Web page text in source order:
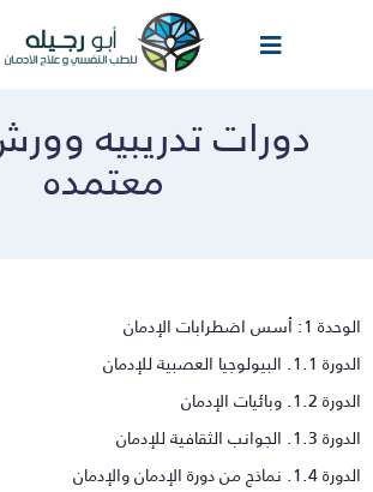
دورات تدريبيه
معتمده
أسس اضطرابات الإدمان
البيولوجيا العصبية للإدمان
وبائيات الإدمان
الجوانب الثقافية للإدمان
من دورة الإدمان والإدمان